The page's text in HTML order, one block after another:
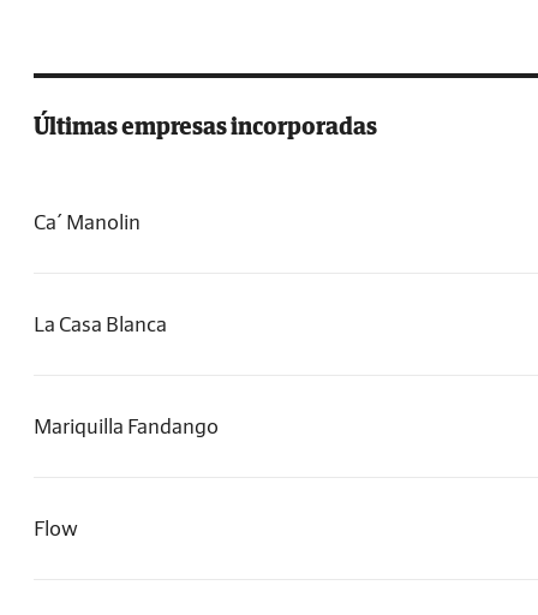
Últimas empresas incorporadas
Ca´ Manolin
La Casa Blanca
Mariquilla Fandango
Flow